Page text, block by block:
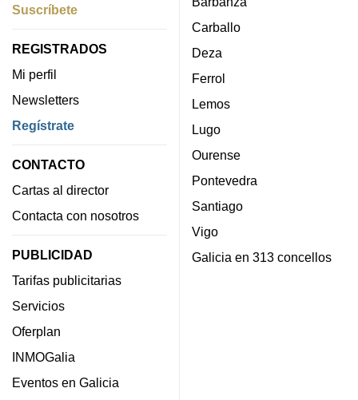
Suscríbete
REGISTRADOS
Mi perfil
Newsletters
Regístrate
CONTACTO
Cartas al director
Contacta con nosotros
PUBLICIDAD
Tarifas publicitarias
Servicios
Oferplan
INMOGalia
Eventos en Galicia
Carballo
Deza
Ferrol
Lemos
Lugo
Ourense
Pontevedra
Santiago
Vigo
Galicia en 313 concellos